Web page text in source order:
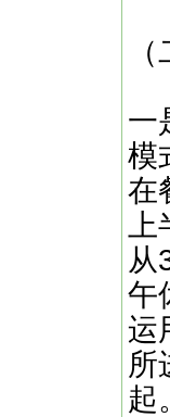
一
模
在
从
午
运
所
起